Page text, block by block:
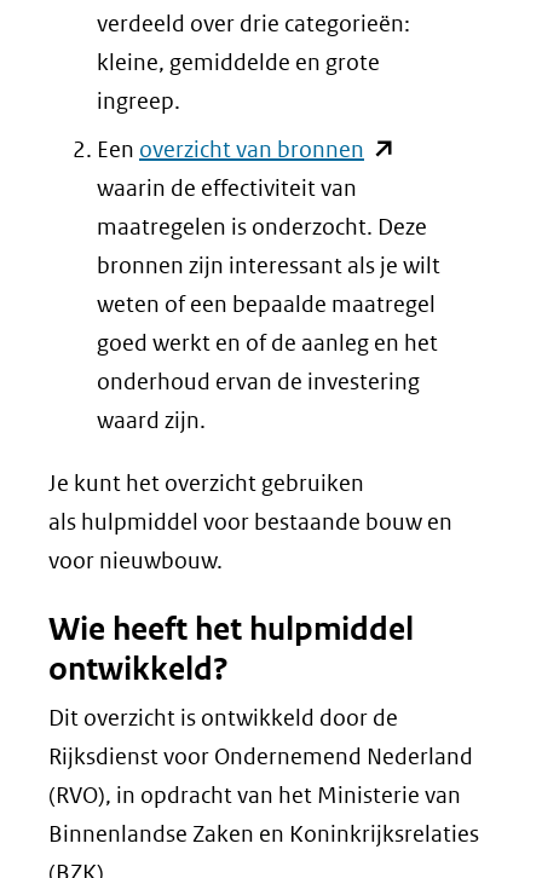
naar
een
website)
verdeeld over drie categorieën:
kleine, gemiddelde en grote
ingreep.
Een overzicht van bronnen (opent
nieuw
venster)
(verwijst
naar
een
waarin de effectiviteit van
maatregelen is onderzocht. Deze
bronnen zijn interessant als je wilt
weten of een bepaalde maatregel
goed werkt en of de aanleg en het
onderhoud ervan de investering
waard zijn.
Je kunt het overzicht gebruiken
als hulpmiddel voor bestaande bouw en
voor nieuwbouw.
Wie heeft het hulpmiddel
ontwikkeld?
Dit overzicht is ontwikkeld door de
Rijksdienst voor Ondernemend Nederland
(RVO), in opdracht van het Ministerie van
Binnenlandse Zaken en Koninkrijksrelaties
(BZK).